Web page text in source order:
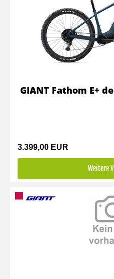
3.399,00 EUR
Weitere
GIANT Fathom E+